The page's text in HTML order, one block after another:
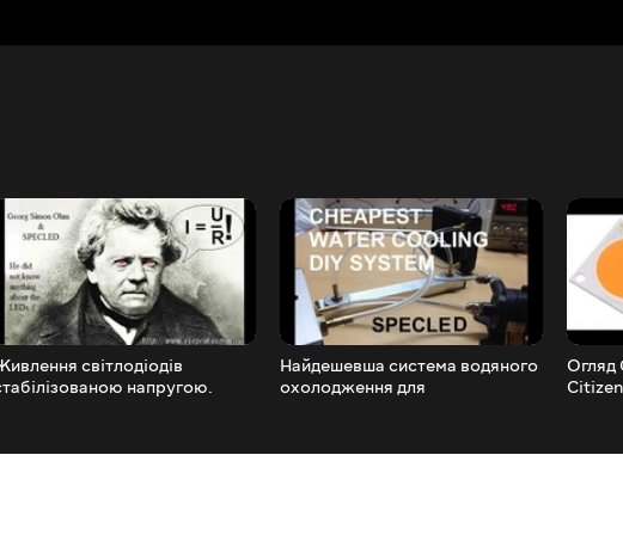
світлодіодів
напругою.
Найдешевша система водяного
охолодження для
Огляд